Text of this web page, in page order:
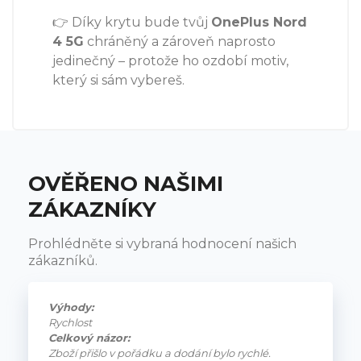
👉 Díky krytu bude tvůj OnePlus Nord
4 5G chráněný a zároveň naprosto
jedinečný – protože ho ozdobí motiv,
který si sám vybereš.
OVĚŘENO NAŠIMI
ZÁKAZNÍKY
Prohlédněte si vybraná hodnocení našich
zákazníků.
Výhody:
Rychlost
Celkový názor:
Zboží přišlo v pořádku a dodání bylo rychlé.